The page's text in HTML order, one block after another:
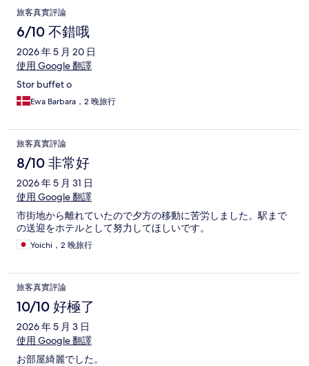
旅客真實評論
6/10 不錯哦
2026 年 5 月 20 日
使用 Google 翻譯
Stor buffet o
Ewa Barbara，2 晚旅行
旅客真實評論
8/10 非常好
2026 年 5 月 31 日
使用 Google 翻譯
市街地から離れていたので夕方の移動に苦労しました。駅まで
の送迎をホテルとして努力してほしいです。
Yoichi，2 晚旅行
旅客真實評論
10/10 好極了
2026 年 5 月 3 日
使用 Google 翻譯
お部屋綺麗でした。